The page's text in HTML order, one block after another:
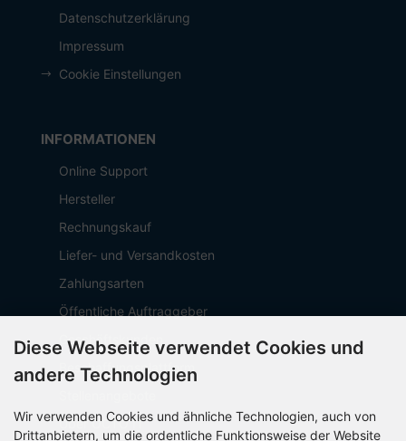
Datenschutzerklärung
Impressum
Cookie Einstellungen
INFORMATIONEN
Online Support
Hersteller
Rechnungskauf
Liefer- und Versandkosten
Zahlungsarten
Öffentliche Auftraggeber
Geschäftskunden
Beschaffungsplattform
Über OCTO IT
Diese Webseite verwendet Cookies und
andere Technologien
Wir verwenden Cookies und ähnliche Technologien, auch von
Drittanbietern, um die ordentliche Funktionsweise der Website